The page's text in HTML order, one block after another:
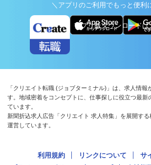
＼アプリのご利用でもっと便利
アプリ版ダウンロードは
「クリエイト転職 (ジョブターミナル)」は、求人情報
す。地域密着をコンセプトに、仕事探しに役立つ最新
ています。
新聞折込求人広告「クリエイト 求人特集」を展開す
運営しています。
利用規約 リンクについて
サ